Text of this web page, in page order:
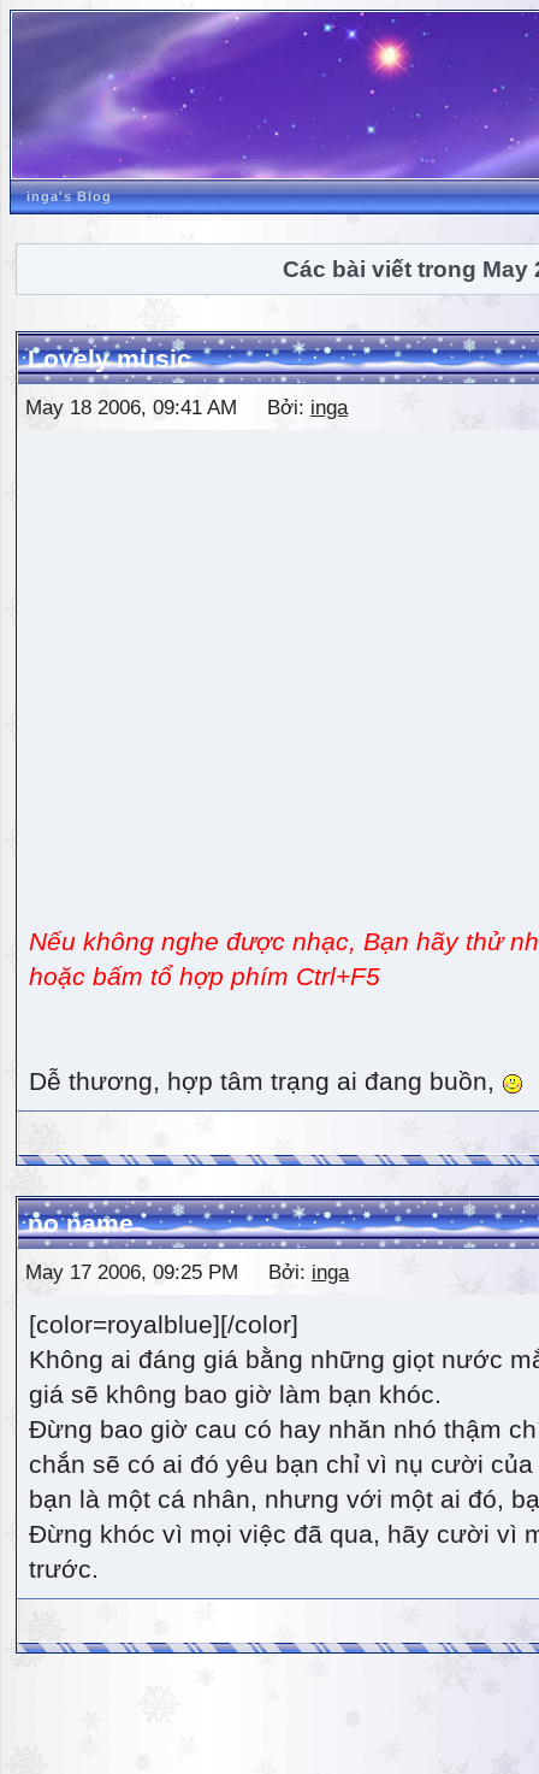
inga's Blog
Các bài viết trong May
Lovely music
May 18 2006, 09:41 AM Bởi: inga
Nếu không nghe được nhạc, Bạn hãy thử
hoặc bấm tổ hợp phím Ctrl+F5
Dễ thương, hợp tâm trạng ai đang buồn,
no name
May 17 2006, 09:25 PM Bởi: inga
[color=royalblue][/color]
Không ai đáng giá bằng những giọt nước
giá sẽ không bao giờ làm bạn khóc.
Đừng bao giờ cau có hay nhăn nhó thậm
chắn sẽ có ai đó yêu bạn chỉ vì nụ cười
bạn là một cá nhân, nhưng với một ai đó,
Đừng khóc vì mọi việc đã qua, hãy cười vì
trước.